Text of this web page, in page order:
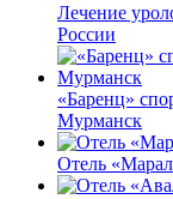
Лечение
России
«Баренц»
Мурманск
Отель